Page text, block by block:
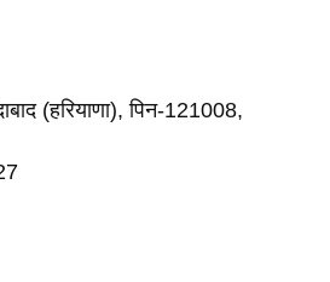
(हरियाणा), पिन-121008,